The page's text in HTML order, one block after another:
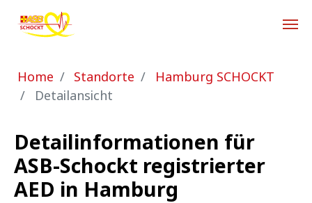
Zum Hauptinhalt springen
Sie sind hier:
Home Standorte
Hamburg SCHOCKT
Detailansicht
Detailinformationen für
ASB-Schockt registrierter
AED in Hamburg